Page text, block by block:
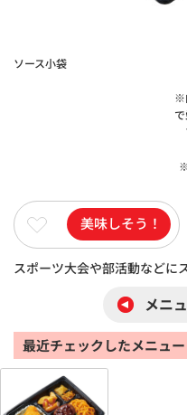
ソース小袋
※
美味しそう！
スポーツ大会や部活動などに
メニ
最近チェックしたメニュー